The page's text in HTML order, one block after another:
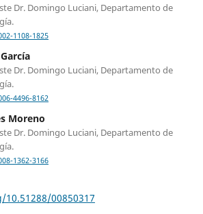
Dr. Domingo Luciani, Departamento de
1108-1825
Dr. Domingo Luciani, Departamento de
4496-8162
Moreno
Dr. Domingo Luciani, Departamento de
1362-3166
00850317